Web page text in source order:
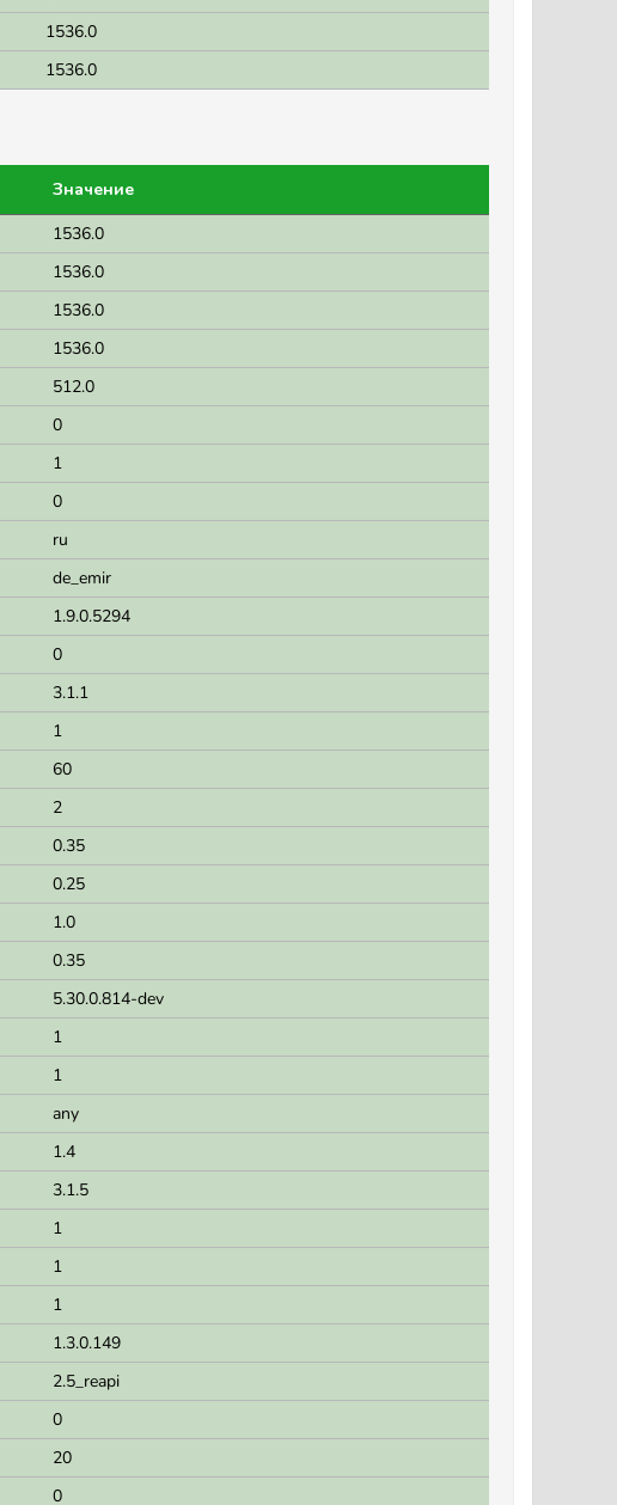
1536.0
1536.0
Значение
1536.0
1536.0
1536.0
1536.0
512.0
0
1
0
ru
de_emir
1.9.0.5294
0
3.1.1
1
60
2
0.35
0.25
1.0
0.35
5.30.0.814-dev
1
1
any
1.4
3.1.5
1
1
1
1.3.0.149
2.5_reapi
0
20
0